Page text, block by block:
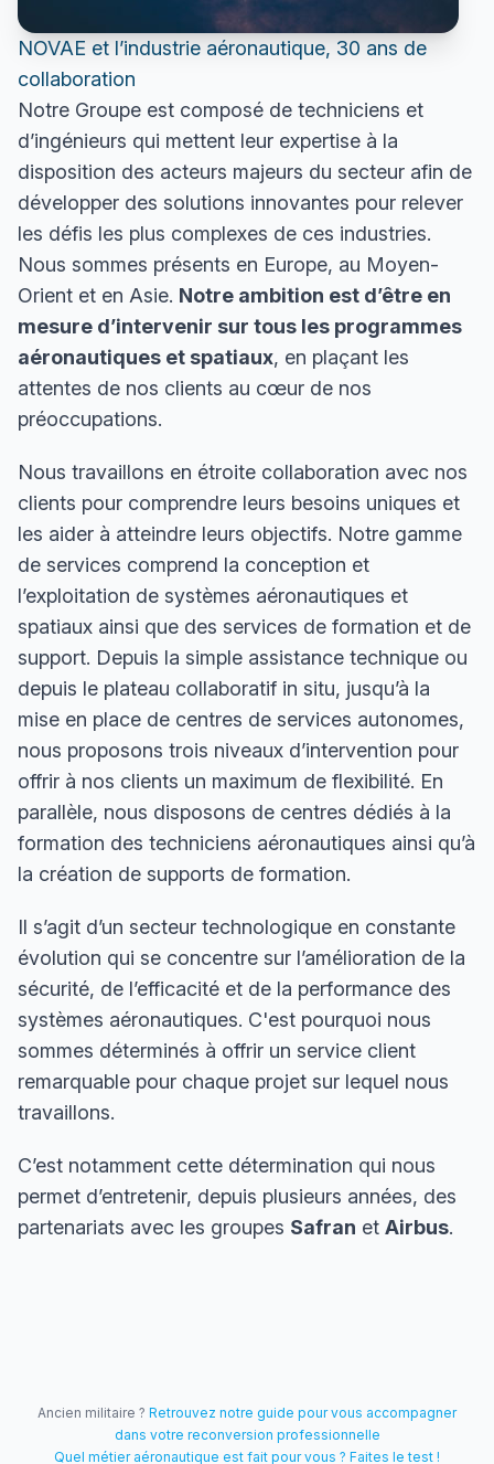
NOVAE et l’industrie aéronautique, 30 ans de
collaboration
Notre Groupe est composé de techniciens et
d’ingénieurs qui mettent leur expertise à la
disposition des acteurs majeurs du secteur afin de
développer des solutions innovantes pour relever
les défis les plus complexes de ces industries.
Nous sommes présents en Europe, au Moyen-
Orient et en Asie. Notre ambition est d’être en
mesure d’intervenir sur tous les programmes
aéronautiques et spatiaux, en plaçant les
attentes de nos clients au cœur de nos
préoccupations.
Nous travaillons en étroite collaboration avec nos
clients pour comprendre leurs besoins uniques et
les aider à atteindre leurs objectifs. Notre gamme
de services comprend la conception et
l’exploitation de systèmes aéronautiques et
spatiaux ainsi que des services de formation et de
support. Depuis la simple assistance technique ou
depuis le plateau collaboratif in situ, jusqu’à la
mise en place de centres de services autonomes,
nous proposons trois niveaux d’intervention pour
offrir à nos clients un maximum de flexibilité. En
parallèle, nous disposons de centres dédiés à la
formation des techniciens aéronautiques ainsi qu’à
la création de supports de formation.
Il s’agit d’un secteur technologique en constante
évolution qui se concentre sur l’amélioration de la
sécurité, de l’efficacité et de la performance des
systèmes aéronautiques. C'est pourquoi nous
sommes déterminés à offrir un service client
remarquable pour chaque projet sur lequel nous
travaillons.
C’est notamment cette détermination qui nous
permet d’entretenir, depuis plusieurs années, des
partenariats avec les groupes Safran et Airbus.
Ancien militaire ? Retrouvez notre guide pour vous accompagner
dans votre reconversion professionnelle
Quel métier aéronautique est fait pour vous ? Faites le test !